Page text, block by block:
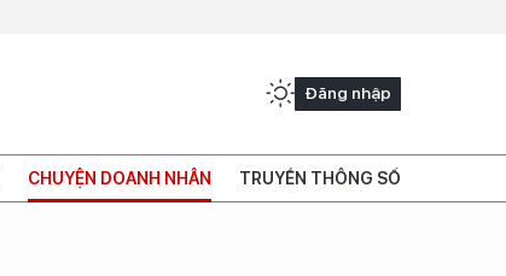
Đăng nhập
CHUYỆN DOANH NHÂN TRUYỀN THÔNG SỐ